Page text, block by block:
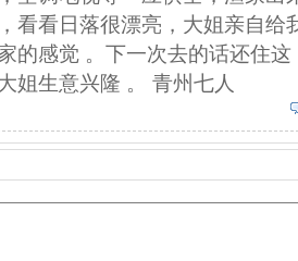
看看日落很漂亮，大姐亲自给
的感觉 。下一次去的话还住
姐生意兴隆 。 青州七人